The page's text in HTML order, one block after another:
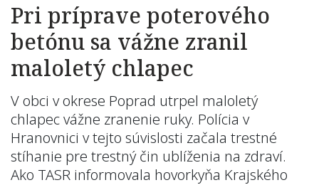
Pri príprave poterového
betónu sa vážne zranil
maloletý chlapec
V obci v okrese Poprad utrpel maloletý
chlapec vážne zranenie ruky. Polícia v
Hranovnici v tejto súvislosti začala trestné
stíhanie pre trestný čin ublíženia na zdraví.
Ako TASR informovala hovorkyňa Krajského